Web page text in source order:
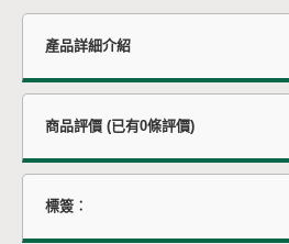
產品詳細介紹
商品評價 (已有0條評價)
標簽︰